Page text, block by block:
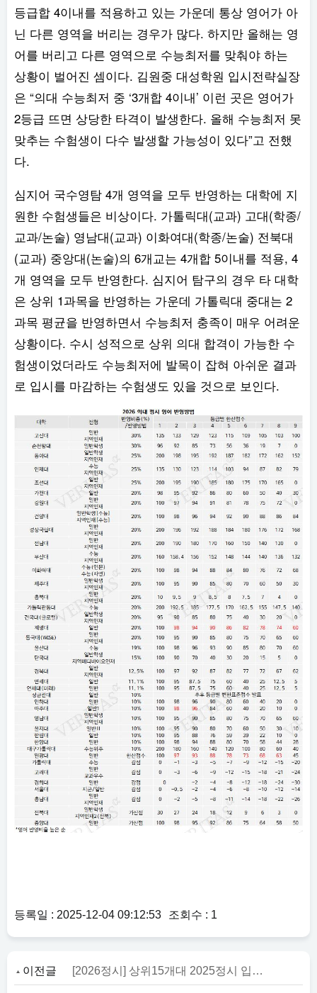
등급합 4이내를 적용하고 있는 가운데 통상 영어가 아
닌 다른 영역을 버리는 경우가 많다. 하지만 올해는 영
어를 버리고 다른 영역으로 수능최저를 맞춰야 하는
상황이 벌어진 셈이다. 김원중 대성학원 입시전략실장
은 “의대 수능최저 중 ‘3개합 4이내’ 이런 곳은 영어가
2등급 뜨면 상당한 타격이 발생한다. 올해 수능최저 못
맞추는 수험생이 다수 발생할 가능성이 있다”고 전했
다.
심지어 국수영탐 4개 영역을 모두 반영하는 대학에 지
원한 수험생들은 비상이다. 가톨릭대(교과) 고대(학종/
교과/논술) 영남대(교과) 이화여대(학종/논술) 전북대
(교과) 중앙대(논술)의 6개교는 4개합 5이내를 적용, 4
개 영역을 모두 반영한다. 심지어 탐구의 경우 타 대학
은 상위 1과목을 반영하는 가운데 가톨릭대 중대는 2
과목 평균을 반영하면서 수능최저 충족이 매우 어려운
상황이다. 수시 성적으로 상위 의대 합격이 가능한 수
험생이었더라도 수능최저에 발목이 잡혀 아쉬운 결과
로 입시를 마감하는 수험생도 있을 것으로 보인다.
등록일 : 2025-12-04 09:12:53 조회수 : 1
이전글 [2026정시] 상위15개대 2025정시 입결 분석 ‘의약계열 강세 여전, 무전공 첨단학과 약진’